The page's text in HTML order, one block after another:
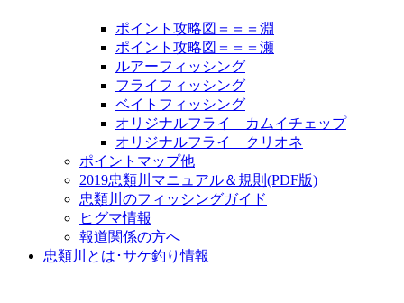
ポイント攻略図＝＝＝淵
ポイント攻略図＝＝＝瀬
ルアーフィッシング
フライフィッシング
ベイトフィッシング
オリジナルフライ カムイチェップ
オリジナルフライ クリオネ
ポイントマップ他
2019忠類川マニュアル＆規則(PDF版)
忠類川のフィッシングガイド
ヒグマ情報
報道関係の方へ
忠類川とは･サケ釣り情報